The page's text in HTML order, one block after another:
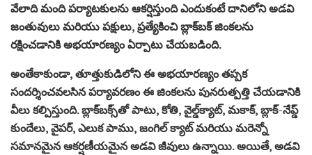
వేలాది మంది పర్యాటకులను ఆకర్షిస్తుంది ఎందుకంటే దానిలోని అడవి
జంతువులు మరియు పక్షులు, ప్రత్యేకించి బ్లాక్‌బక్ జింకలను
రక్షించడానికి అభయారణ్యం ఏర్పాటు చేయబడింది.
అంతేకాకుండా, తూత్తుకుడిలోని ఈ అభయారణ్యం తప్పక
సందర్శించవలసిన పర్యావరణం ఈ జింకలను పునరుత్పత్తి చేయడానికి
వీలు కల్పిస్తుంది. బ్లాక్‌బక్స్‌తో పాటు, కోతి, వైల్డ్‌క్యాట్, మకాక్, బ్లాక్-నేప్డ్
కుందేలు, వైపర్, ఎలుక పాము, జంగిల్ క్యాట్ మరియు మరెన్నో
సమానమైన ఆకర్షణీయమైన అడవి జీవులు ఉన్నాయి. అయితే, అడవి